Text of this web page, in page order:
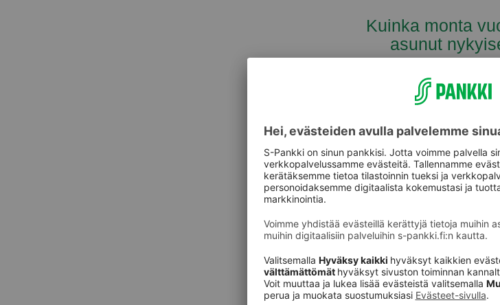
Kuinka monta
asunut
Laskuri kertoo kuinka
yhteissummalla. Laskurin
3,5 % ja laina-aika 25
on huomioitu koron lisäksi